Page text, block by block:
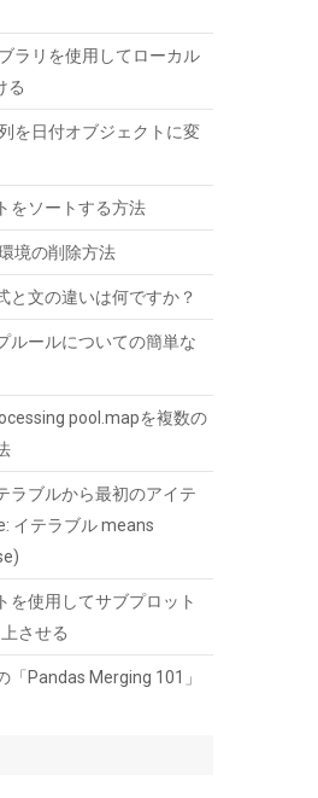
SSD ケース 5Gbps
高速ハードディスク
9.5mm以下まで対応/
応/TRIM&S.M.A.R.T.機
Windows//Linux
) GBP 5.78 (2026-08-07
4TB NAS用
111.07
はこちら)
ラリを使用してローカル
る
を日付オブジェクトに変
をソートする方法
境の削除方法
と文の違いは何ですか？
ルールについての簡単な
pool.mapを複数の
ラブルから最初のアイテ
イテラブル means
を使用してサブプロット
させる
「Pandas Merging 101」